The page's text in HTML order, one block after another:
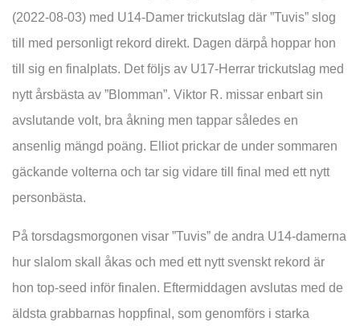
(2022-08-03) med U14-Damer trickutslag där ”Tuvis” slog
till med personligt rekord direkt. Dagen därpå hoppar hon
till sig en finalplats. Det följs av U17-Herrar trickutslag med
nytt årsbästa av ”Blomman”. Viktor R. missar enbart sin
avslutande volt, bra åkning men tappar således en
ansenlig mängd poäng. Elliot prickar de under sommaren
gäckande volterna och tar sig vidare till final med ett nytt
personbästa.
På torsdagsmorgonen visar ”Tuvis” de andra U14-damerna
hur slalom skall åkas och med ett nytt svenskt rekord är
hon top-seed inför finalen. Eftermiddagen avslutas med de
äldsta grabbarnas hoppfinal, som genomförs i starka